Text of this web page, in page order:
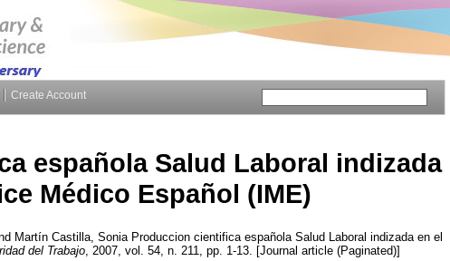
Create Account
española Salud Laboral indizada
Médico Español (IME)
Martín Castilla, Sonia Produccion cientifica española Salud Laboral indizada en el
del Trabajo , 2007, vol. 54, n. 211, pp. 1-13. [Journal article (Paginated)]